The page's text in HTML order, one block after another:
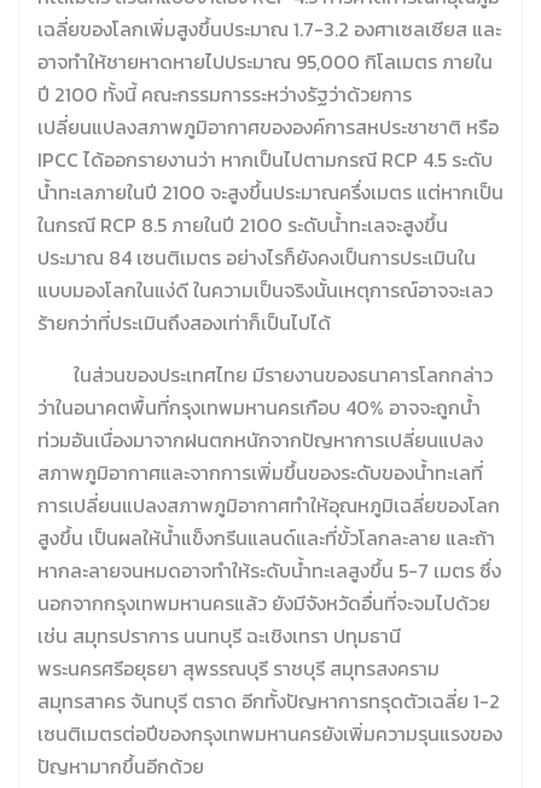
เฉลี่ยของโลกเพิ่มสูงขึ้นประมาณ 1.7-3.2 องศาเซลเซียส และ
อาจทำให้ชายหาดหายไปประมาณ 95,000 กิโลเมตร ภายใน
ปี 2100 ทั้งนี้ คณะกรรมการระหว่างรัฐว่าด้วยการ
เปลี่ยนแปลงสภาพภูมิอากาศขององค์การสหประชาชาติ หรือ
IPCC ได้ออกรายงานว่า หากเป็นไปตามกรณี RCP 4.5 ระดับ
น้ำทะเลภายในปี 2100 จะสูงขึ้นประมาณครึ่งเมตร แต่หากเป็น
ในกรณี RCP 8.5 ภายในปี 2100 ระดับน้ำทะเลจะสูงขึ้น
ประมาณ 84 เซนติเมตร อย่างไรก็ยังคงเป็นการประเมินใน
แบบมองโลกในแง่ดี ในความเป็นจริงนั้นเหตุการณ์อาจจะเลว
ร้ายกว่าที่ประเมินถึงสองเท่าก็เป็นไปได้
ในส่วนของประเทศไทย มีรายงานของธนาคารโลกกล่าว
ว่าในอนาคตพื้นที่กรุงเทพมหานครเกือบ 40% อาจจะถูกน้ำ
ท่วมอันเนื่องมาจากฝนตกหนักจากปัญหาการเปลี่ยนแปลง
สภาพภูมิอากาศและจากการเพิ่มขึ้นของระดับของน้ำทะเลที่
การเปลี่ยนแปลงสภาพภูมิอากาศทำให้อุณหภูมิเฉลี่ยของโลก
สูงขึ้น เป็นผลให้น้ำแข็งกรีนแลนด์และที่ขั้วโลกละลาย และถ้า
หากละลายจนหมดอาจทำให้ระดับน้ำทะเลสูงขึ้น 5-7 เมตร ซึ่ง
นอกจากกรุงเทพมหานครแล้ว ยังมีจังหวัดอื่นที่จะจมไปด้วย
เช่น สมุทรปราการ นนทบุรี ฉะเชิงเทรา ปทุมธานี
พระนครศรีอยุธยา สุพรรณบุรี ราชบุรี สมุทรสงคราม
สมุทรสาคร จันทบุรี ตราด อีกทั้งปัญหาการทรุดตัวเฉลี่ย 1-2
เซนติเมตรต่อปีของกรุงเทพมหานครยังเพิ่มความรุนแรงของ
ปัญหามากขึ้นอีกด้วย